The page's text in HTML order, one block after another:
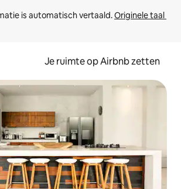
is automatisch vertaald. Originele taal
Je ruimte op Airbnb zetten